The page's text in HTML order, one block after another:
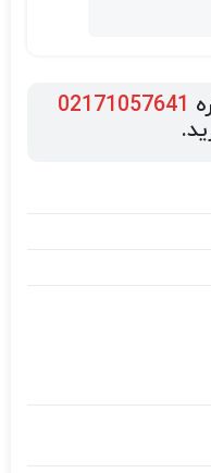
02171057641